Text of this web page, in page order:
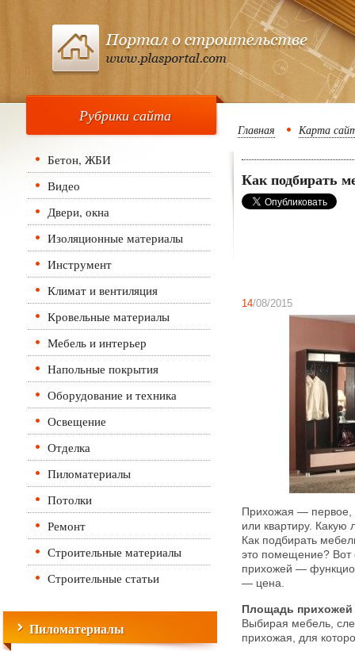
Рубрики сайта
Бетон, ЖБИ
Видео
Двери, окна
Изоляционные материалы
Инструмент
Климат и вентиляция
Кровельные материалы
Мебель и интерьер
Напольные покрытия
Оборудование и техника
Освещение
Отделка
Пиломатериалы
Потолки
Ремонт
Строительные материалы
Строительные статьи
Пиломатериалы
Главная Карта
Как подбирать
14/08/2015
Прихожая — первое,
или квартиру. Какую
Как подбирать
это помещение? Вот
прихожей —
— цена.
Площадь прихожей
Выбирая мебель,
прихожая, для